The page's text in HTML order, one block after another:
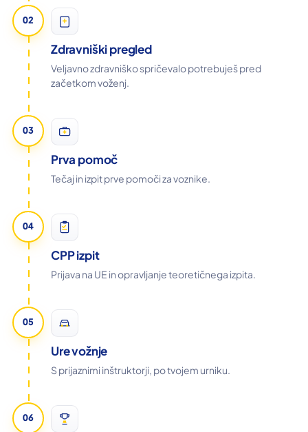
02
Zdravniški pregled
Veljavno zdravniško spričevalo potrebuješ pred
začetkom voženj.
03
Prva pomoč
Tečaj in izpit prve pomoči za voznike.
04
CPP izpit
Prijava na UE in opravljanje teoretičnega izpita.
05
Ure vožnje
S prijaznimi inštruktorji, po tvojem urniku.
06